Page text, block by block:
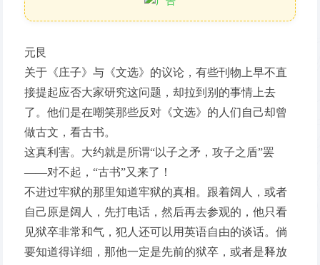
元艮
关于《庄子》与《文选》的议论，有些刊物上早不直
接提起应否大家研究这问题，却拉到别的事情上去
了。他们是在嘲笑那些反对《文选》的人们自己却曾
做古文，看古书。
这真利害。大约就是所谓“以子之矛，攻子之盾”罢
——对不起，“古书”又来了！
不进过牢狱的那里知道牢狱的真相。跟着阔人，或者
自己原是阔人，先打电话，然后再去参观的，他只看
见狱卒非常和气，犯人还可以用英语自由的谈话。倘
要知道得详细，那他一定是先前的狱卒，或者是释放